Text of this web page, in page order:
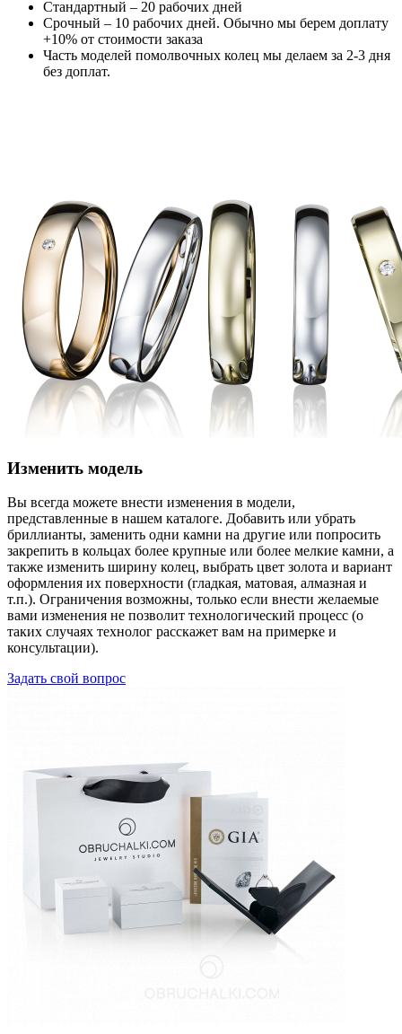
Стандартный – 20 рабочих дней
Срочный – 10 рабочих дней. Обычно мы берем доплату
+10% от стоимости заказа
Часть моделей помолвочных колец мы делаем за 2-3 дня
без доплат.
Изменить модель
Вы всегда можете внести изменения в модели,
представленные в нашем каталоге. Добавить или убрать
бриллианты, заменить одни камни на другие или попросить
закрепить в кольцах более крупные или более мелкие камни, а
также изменить ширину колец, выбрать цвет золота и вариант
оформления их поверхности (гладкая, матовая, алмазная и
т.п.). Ограничения возможны, только если внести желаемые
вами изменения не позволит технологический процесс (о
таких случаях технолог расскажет вам на примерке и
консультации).
Задать свой вопрос